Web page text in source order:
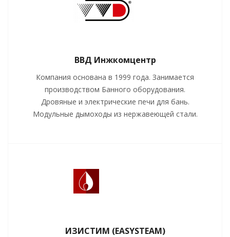
ВВД Инжкомцентр
Компания основана в 1999 года. Занимается
производством Банного оборудования.
Дровяные и электрические печи для бань.
Модульные дымоходы из нержавеющей стали.
ИЗИСТИМ (EASYSTEAM)